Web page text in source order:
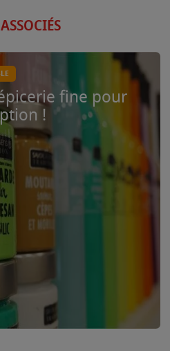
fine pour
!